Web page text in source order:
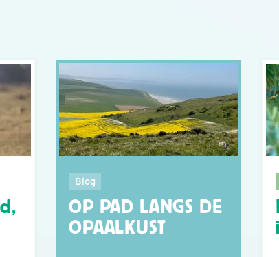
Blog
OP PAD LANGS DE
OPAALKUST